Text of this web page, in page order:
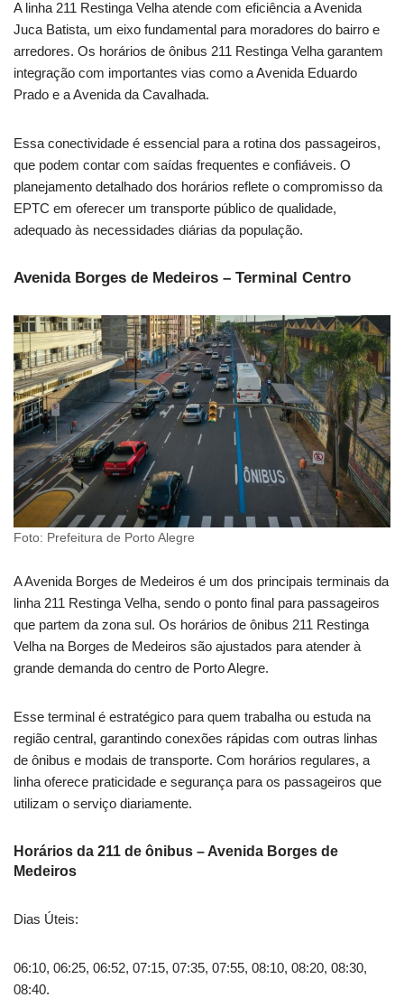
A linha 211 Restinga Velha atende com eficiência a Avenida
Juca Batista, um eixo fundamental para moradores do bairro e
arredores. Os horários de ônibus 211 Restinga Velha garantem
integração com importantes vias como a Avenida Eduardo
Prado e a Avenida da Cavalhada.
Essa conectividade é essencial para a rotina dos passageiros,
que podem contar com saídas frequentes e confiáveis. O
planejamento detalhado dos horários reflete o compromisso da
EPTC em oferecer um transporte público de qualidade,
adequado às necessidades diárias da população.
Avenida Borges de Medeiros – Terminal Centro
Foto: Prefeitura de Porto Alegre
A Avenida Borges de Medeiros é um dos principais terminais da
linha 211 Restinga Velha, sendo o ponto final para passageiros
que partem da zona sul. Os horários de ônibus 211 Restinga
Velha na Borges de Medeiros são ajustados para atender à
grande demanda do centro de Porto Alegre.
Esse terminal é estratégico para quem trabalha ou estuda na
região central, garantindo conexões rápidas com outras linhas
de ônibus e modais de transporte. Com horários regulares, a
linha oferece praticidade e segurança para os passageiros que
utilizam o serviço diariamente.
Horários da 211 de ônibus – Avenida Borges de
Medeiros
Dias Úteis:
06:10, 06:25, 06:52, 07:15, 07:35, 07:55, 08:10, 08:20, 08:30,
08:40.